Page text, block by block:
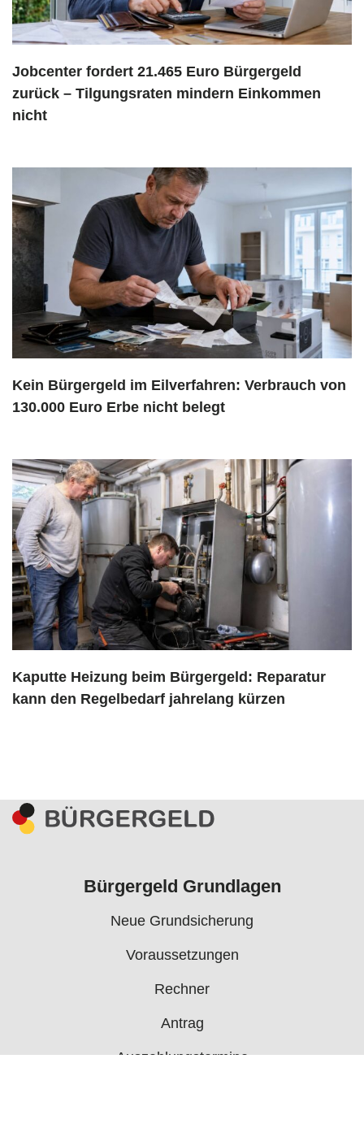
Jobcenter fordert 21.465 Euro Bürgergeld
zurück – Tilgungsraten mindern Einkommen
nicht
Kein Bürgergeld im Eilverfahren: Verbrauch von
130.000 Euro Erbe nicht belegt
Kaputte Heizung beim Bürgergeld: Reparatur
kann den Regelbedarf jahrelang kürzen
Bürgergeld Grundlagen
Neue Grundsicherung
Voraussetzungen
Rechner
Antrag
Auszahlungstermine